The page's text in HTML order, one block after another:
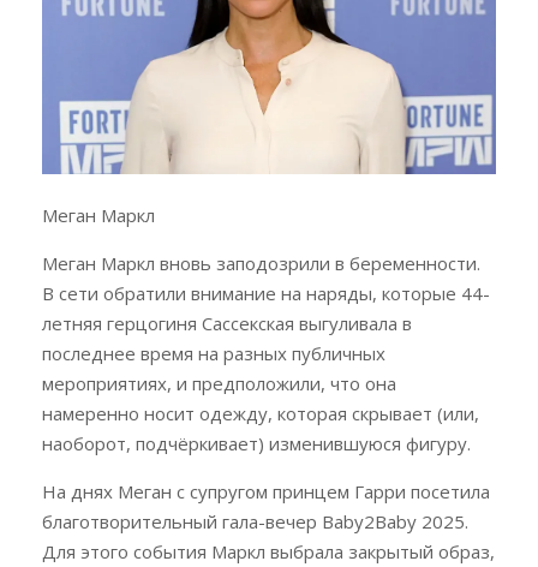
Меган Маркл
Меган Маркл вновь заподозрили в беременности.
В сети обратили внимание на наряды, которые 44-
летняя герцогиня Сассекская выгуливала в
последнее время на разных публичных
мероприятиях, и предположили, что она
намеренно носит одежду, которая скрывает (или,
наоборот, подчёркивает) изменившуюся фигуру.
На днях Меган с супругом принцем Гарри посетила
благотворительный гала-вечер Baby2Baby 2025.
Для этого события Маркл выбрала закрытый образ,